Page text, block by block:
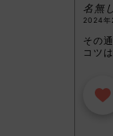
名無
2024年
その
コツ